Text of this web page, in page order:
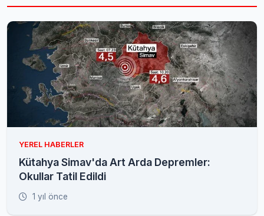
YEREL HABERLER
Kütahya Simav'da Art Arda Depremler:
Okullar Tatil Edildi
1 yıl önce